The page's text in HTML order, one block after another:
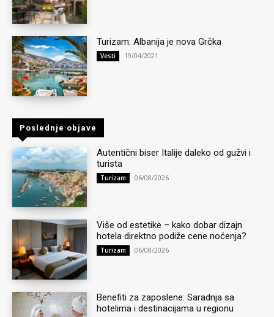
Turizam: Albanija je nova Grčka
Vesti 19/04/2021
Poslednje objave
Autentični biser Italije daleko od gužvi i
turista
Turizam 06/08/2026
Više od estetike – kako dobar dizajn
hotela direktno podiže cene noćenja?
Turizam 06/08/2026
Benefiti za zaposlene: Saradnja sa
hotelima i destinacijama u regionu